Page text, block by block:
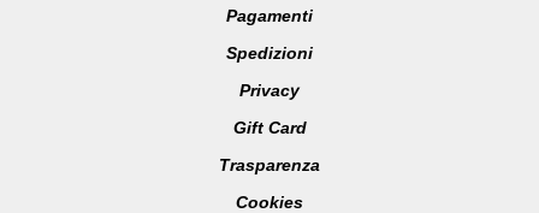
Pagamenti
Spedizioni
Privacy
Gift Card
Trasparenza
Cookies